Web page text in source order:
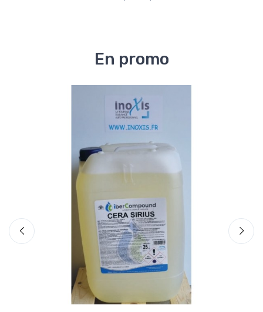
En promo